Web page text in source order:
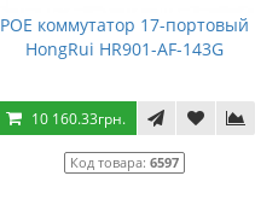
POE коммутатор 17-портовый
HongRui HR901-AF-143G
10 160.33грн.
Код товара:6597